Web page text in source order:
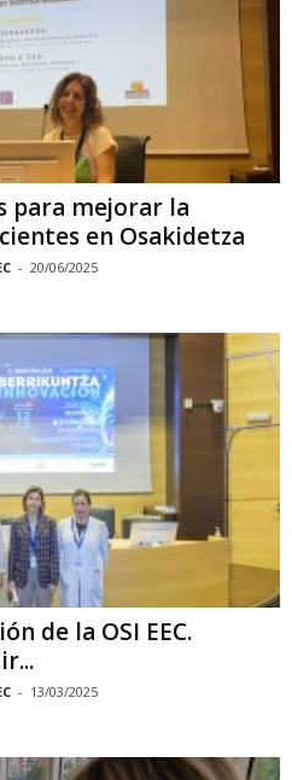
para mejorar la
en Osakidetza
- 20/06/2025
de la OSI EEC.
- 13/03/2025